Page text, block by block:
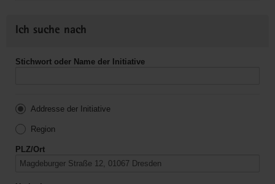
Ich suche nach
Stichwort oder Name der Initiative
Addresse der Initiative
Region
PLZ/Ort